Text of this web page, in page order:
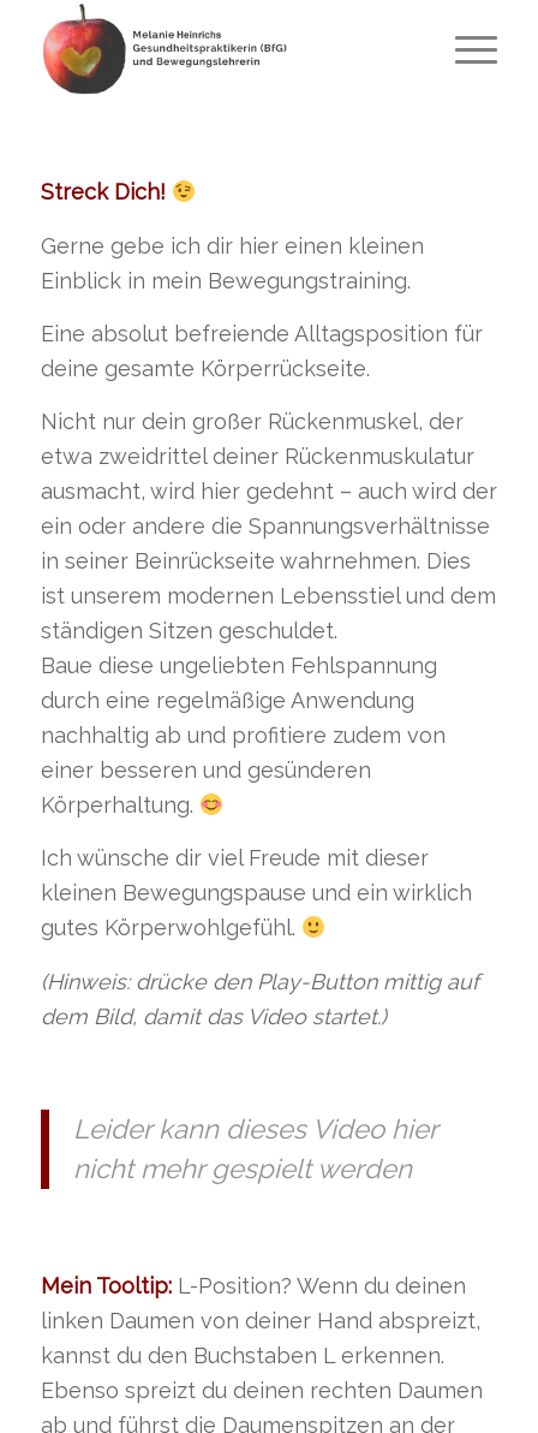
Streck Dich!
Gerne gebe ich dir hier einen kleinen
Einblick in mein Bewegungstraining.
Eine absolut befreiende Alltagsposition für
deine gesamte Körperrückseite.
Nicht nur dein großer Rückenmuskel, der
etwa zweidrittel deiner Rückenmuskulatur
ausmacht, wird hier gedehnt – auch wird der
ein oder andere die Spannungsverhältnisse
in seiner Beinrückseite wahrnehmen. Dies
ist unserem modernen Lebensstiel und dem
ständigen Sitzen geschuldet.
Baue diese ungeliebten Fehlspannung
durch eine regelmäßige Anwendung
nachhaltig ab und profitiere zudem von
einer besseren und gesünderen
Körperhaltung.
Ich wünsche dir viel Freude mit dieser
kleinen Bewegungspause und ein wirklich
gutes Körperwohlgefühl.
(Hinweis: drücke den Play-Button mittig auf
dem Bild, damit das Video startet.)
Leider kann dieses Video hier
nicht mehr gespielt werden
Mein Tooltip:L-Position? Wenn du deinen
linken Daumen von deiner Hand abspreizt,
kannst du den Buchstaben L erkennen.
Ebenso spreizt du deinen rechten Daumen
ab und führst die Daumenspitzen an der